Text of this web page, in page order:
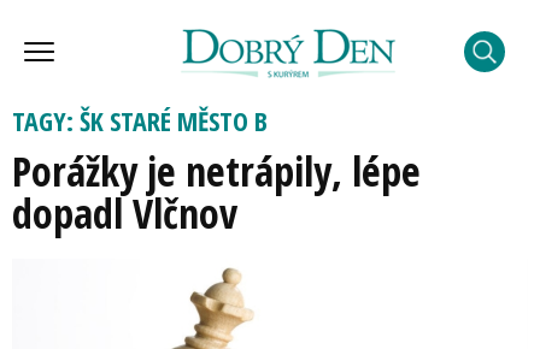
TAGY: ŠK STARÉ MĚSTO B
Porážky je netrápily, lépe
dopadl Vlčnov